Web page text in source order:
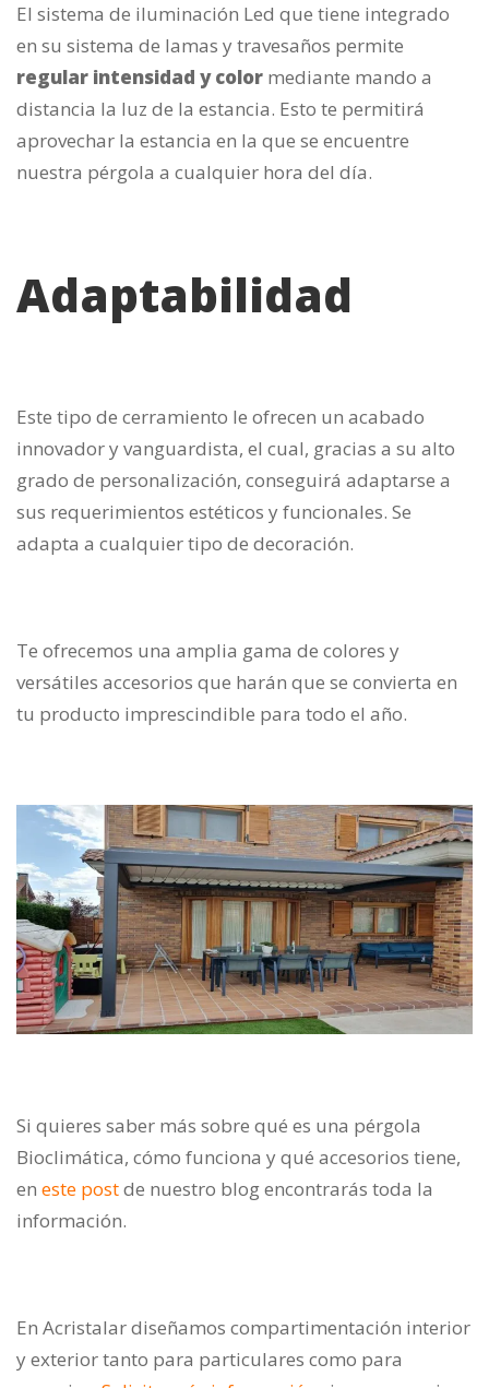
El sistema de iluminación Led que tiene integrado
en su sistema de lamas y travesaños permite
regular intensidad y color mediante mando a
distancia la luz de la estancia. Esto te permitirá
aprovechar la estancia en la que se encuentre
nuestra pérgola a cualquier hora del día.
Adaptabilidad
Este tipo de cerramiento le ofrecen un acabado
innovador y vanguardista, el cual, gracias a su alto
grado de personalización, conseguirá adaptarse a
sus requerimientos estéticos y funcionales. Se
adapta a cualquier tipo de decoración.
Te ofrecemos una amplia gama de colores y
versátiles accesorios que harán que se convierta en
tu producto imprescindible para todo el año.
Si quieres saber más sobre qué es una pérgola
Bioclimática, cómo funciona y qué accesorios tiene,
en este postde nuestro blog encontrarás toda la
información.
En Acristalar diseñamos compartimentación interior
y exterior tanto para particulares como para